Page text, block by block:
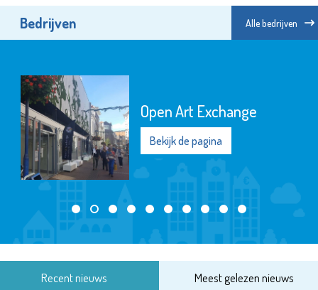
Bedrijven Alle bedrijven
Open Art Exchange
Bekijk de pagina
Recent nieuws Meest gelezen nieuws